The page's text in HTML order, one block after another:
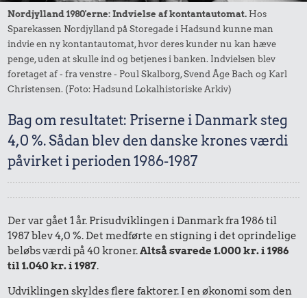
Nordjylland 1980'erne: Indvielse af kontantautomat. Hos
Sparekassen Nordjylland på Storegade i Hadsund kunne man
indvie en ny kontantautomat, hvor deres kunder nu kan hæve
penge, uden at skulle ind og betjenes i banken. Indvielsen blev
foretaget af - fra venstre - Poul Skalborg, Svend Åge Bach og Karl
Christensen. (Foto: Hadsund Lokalhistoriske Arkiv)
Bag om resultatet: Priserne i Danmark steg
4,0 %. Sådan blev den danske krones værdi
påvirket i perioden 1986-1987
Der var gået 1 år. Prisudviklingen i Danmark fra 1986 til
1987 blev 4,0 %. Det medførte en stigning i det oprindelige
beløbs værdi på 40 kroner.Altså svarede 1.000 kr. i 1986
til 1.040 kr. i 1987.
Udviklingen skyldes flere faktorer. I en økonomi som den